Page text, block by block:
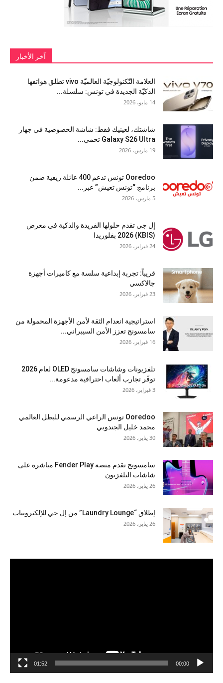
آخر الأخبار
العلامة التّكنولوجيّة العالميّة vivo تطلق هواتفها
الذكيّة الجديدة في تونس: سلسلة...
14 مايو، 2026
شاشتك، لعينيك فقط: شاشة الخصوصية في جهاز
Galaxy S26 Ultra تحمي...
19 مارس، 2026
Ooredoo تونس تدعم 400 عائلة ريفية ضمن
برنامج “تونس تعيش” عبر...
5 مارس، 2026
إل جي تقدم حلولها الفريدة والذكية في معرض
(KBIS) 2026 بفلوريدا
24 فبراير، 2026
قريباً: تجربة إبداعية سلسة مع كاميرات أجهزة
جالاكسي
23 فبراير، 2026
استراتيجية انعدام الثقة لأمن الأجهزة المحمولة من
سامسونج تعزز الأمن السيبراني...
16 فبراير، 2026
تلفزيونات وشاشات سامسونج OLED لعام 2026
توفّر تجارب ألعاب احترافية مدعومة...
3 فبراير، 2026
Ooredoo تونس الراعي الرسمي للبطل العالمي
محمد خليل الجندوبي
30 يناير، 2026
سامسونج تقدم منصة Fender Play مباشرة على
شاشات التلفزيون
26 يناير، 2026
إطلاق “Laundry Lounge” من إل جي للإلكترونيات
26 يناير، 2026
00:00
01:52